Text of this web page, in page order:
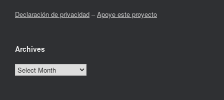
Declaración de privacidad –Apoye este proyecto
Archives
Archives